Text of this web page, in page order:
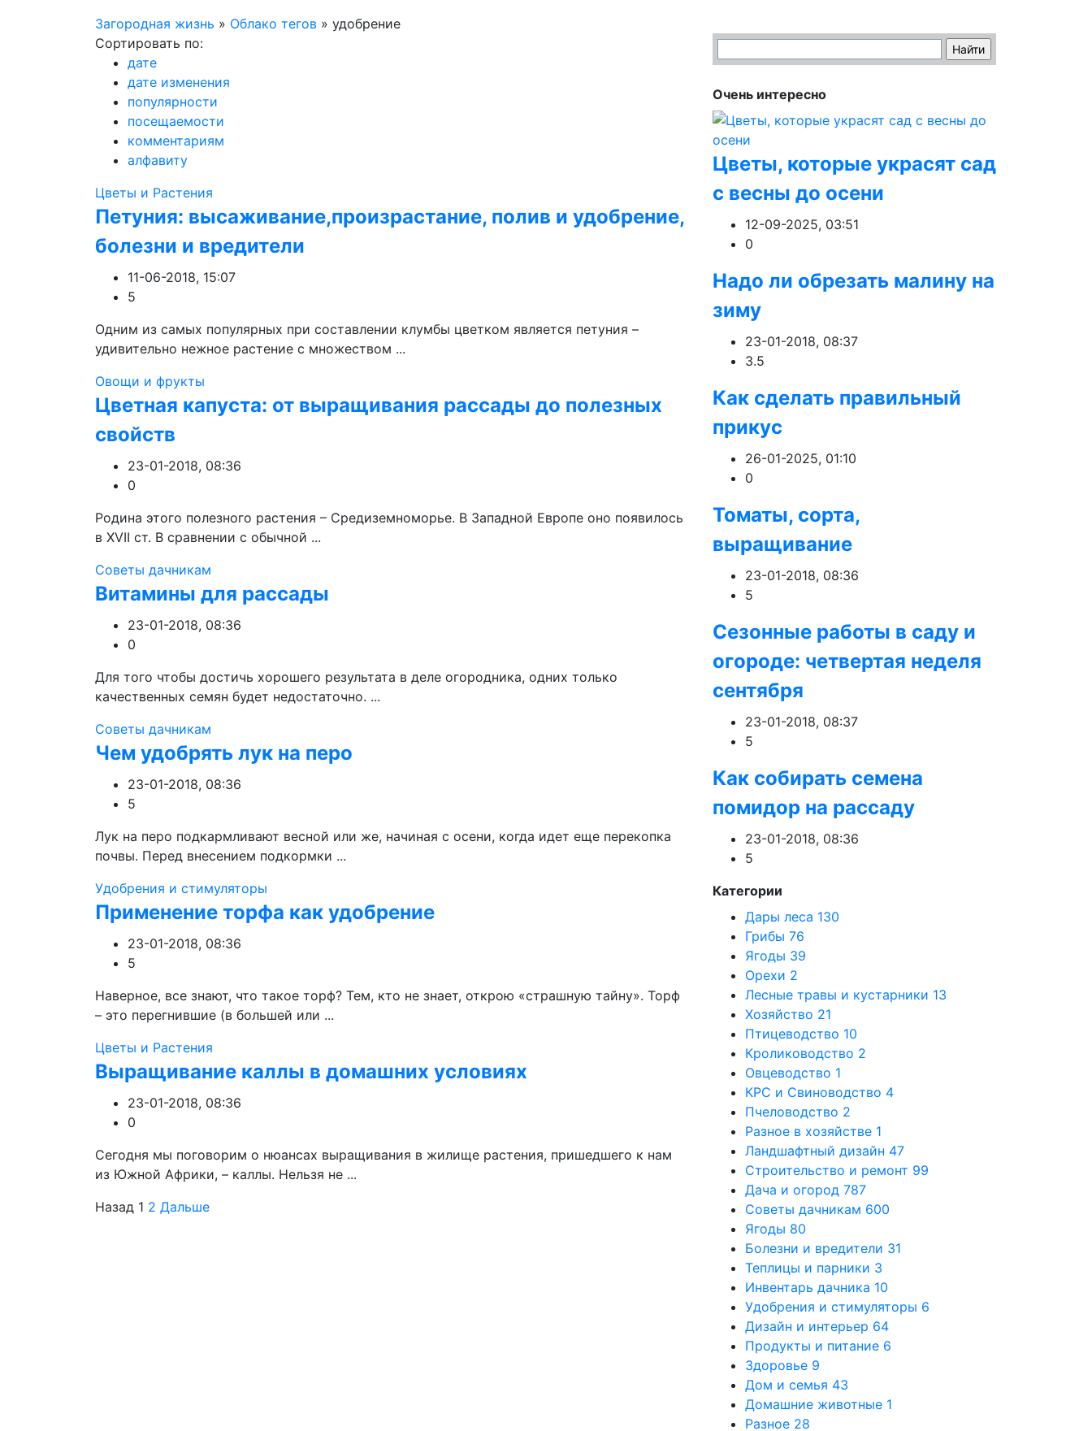
Загородная жизнь » Облако тегов » удобрение
Сортировать по:
дате
дате изменения
популярности
посещаемости
комментариям
алфавиту
Цветы и Растения
Петуния: высаживание,произрастание, полив и удобрение,
болезни и вредители
11-06-2018, 15:07
5
Одним из самых популярных при составлении клумбы цветком является петуния –
удивительно нежное растение с множеством ...
Овощи и фрукты
Цветная капуста: от выращивания рассады до полезных
свойств
23-01-2018, 08:36
0
Родина этого полезного растения – Средиземноморье. В Западной Европе оно появилось
в XVII ст. В сравнении с обычной ...
Советы дачникам
Витамины для рассады
23-01-2018, 08:36
0
Для того чтобы достичь хорошего результата в деле огородника, одних только
качественных семян будет недостаточно. ...
Советы дачникам
Чем удобрять лук на перо
23-01-2018, 08:36
5
Лук на перо подкармливают весной или же, начиная с осени, когда идет еще перекопка
почвы. Перед внесением подкормки ...
Удобрения и стимуляторы
Применение торфа как удобрение
23-01-2018, 08:36
5
Наверное, все знают, что такое торф? Тем, кто не знает, открою «страшную тайну». Торф
– это перегнившие (в большей или ...
Цветы и Растения
Выращивание каллы в домашних условиях
23-01-2018, 08:36
0
Сегодня мы поговорим о нюансах выращивания в жилище растения, пришедшего к нам
из Южной Африки, – каллы. Нельзя не ...
Назад 1 2 Дальше
Очень интересно
Цветы, которые украсят сад
с весны до осени
12-09-2025, 03:51
0
Надо ли обрезать малину на
зиму
23-01-2018, 08:37
3.5
Как сделать правильный
прикус
26-01-2025, 01:10
0
Томаты, сорта,
выращивание
23-01-2018, 08:36
5
Сезонные работы в саду и
огороде: четвертая неделя
сентября
23-01-2018, 08:37
5
Как собирать семена
помидор на рассаду
23-01-2018, 08:36
5
Категории
Дары леса 130
Грибы 76
Ягоды 39
Орехи 2
Лесные травы и кустарники 13
Хозяйство 21
Птицеводство 10
Кролиководство 2
Овцеводство 1
КРС и Свиноводство 4
Пчеловодство 2
Разное в хозяйстве 1
Ландшафтный дизайн 47
Строительство и ремонт 99
Дача и огород 787
Советы дачникам 600
Ягоды 80
Болезни и вредители 31
Теплицы и парники 3
Инвентарь дачника 10
Удобрения и стимуляторы 6
Дизайн и интерьер 64
Продукты и питание 6
Здоровье 9
Дом и семья 43
Домашние животные 1
Разное 28